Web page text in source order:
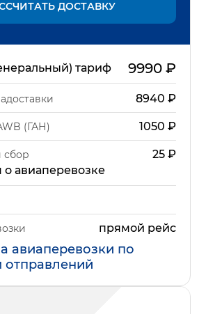
ДОСТАВКУ
тариф 9990₽
8940 ₽
(ГАН) 1050 ₽
сбор 25₽
авиаперевозке
прямой рейс
авиаперевозки по
отправлений